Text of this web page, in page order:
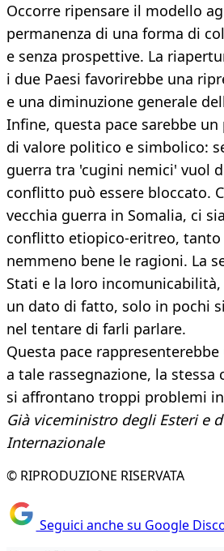
Occorre ripensare il modello
permanenza di una forma di
e senza prospettive. La
i due Paesi favorirebbe una
e una diminuzione generale
Infine, questa pace sarebbe
di valore politico e simbolico:
guerra tra 'cugini nemici' vuol
conflitto può essere bloccato.
vecchia guerra in Somalia, ci
conflitto etiopico-eritreo, tanto
nemmeno bene le ragioni. La
Stati e la loro
un dato di fatto, solo in pochi
nel tentare di farli parlare.
Questa pace
a tale rassegnazione, la
si affrontano troppi problemi
Già viceministro degli Esteri e
Internazionale
© RIPRODUZIONE RISERVATA
Seguici anche su Google